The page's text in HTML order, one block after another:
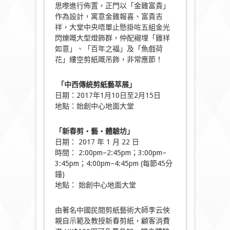
思嚟進行佈置，正門以「金雞富貴」
作為設計，寓意金雞報喜、富貴吉
祥，大堂中央唔單止懸掛咗五組金光
閃爍嘅大型燈飾群，仲配襯埋「雞祥
如意」、「百年之福」及「魚戲荷
花」縷空剪紙嘅吊飾，非常應節！
「中西傳統剪紙藝萃展」
日期：2017年1月10日至2月15日
地點：始創中心地面大堂
「新春剪‧藝‧體驗坊」
日期： 2017 年 1 月 22 日
時間： 2:00pm–2:45pm；3:00pm–
3:45pm；4:00pm–4:45pm (每節45分
鐘)
地點： 始創中心地面大堂
由著名中國民間剪紙藝術大師李云俠
親自示範及教授新春剪紙，顧客消費